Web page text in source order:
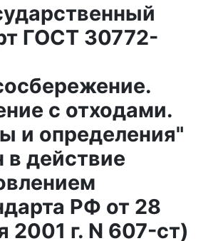
ГОСТ 30772-
с отходами.
и определения"
в действие
РФ от 28
2001 г. N 607-ст)